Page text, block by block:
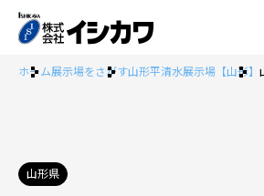
ホーム展示場をさがす山形平清水展示場【山形】
山形県